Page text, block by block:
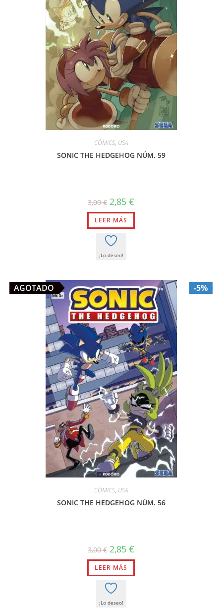
CÓMICS, USA
SONIC THE HEDGEHOG NÚM. 59
3,00€ El
precio
original
era:
3,00 €.
2,85 €
actual
2,85 €.
LEER MÁS
¡Lo deseo!
-5%
AGOTADO
CÓMICS, USA
SONIC THE HEDGEHOG NÚM. 56
3,00€ El
precio
original
era:
3,00 €.
2,85 €
actual
2,85 €.
LEER MÁS
¡Lo deseo!